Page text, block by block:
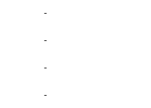
-
-
-
-